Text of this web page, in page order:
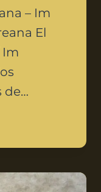
– Im
El
Im
de…